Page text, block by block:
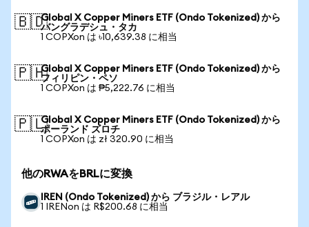
🇧🇩Global X Copper Miners ETF (Ondo Tokenized) から
バングラデシュ・タカ
1 COPXon は ৳10,639.38 に相当
🇵🇭Global X Copper Miners ETF (Ondo Tokenized) から
フィリピン・ペソ
1 COPXon は ₱5,222.76 に相当
🇵🇱Global X Copper Miners ETF (Ondo Tokenized) から
ポーランド ズロチ
1 COPXon は zł 320.90 に相当
他のRWAをBRLに変換
IREN (Ondo Tokenized) から ブラジル・レアル
1 IRENon は R$200.68 に相当